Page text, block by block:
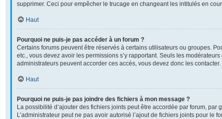
supprimer. Ceci pour empêcher le trucage en changeant les intitulés en
Haut
Pourquoi ne puis-je pas accéder à un forum ?
Certains forums peuvent être réservés à certains utilisateurs ou groupes.
etc., vous devez avoir les permissions s’y rapportant. Seuls les
administrateurs peuvent accorder ces accès, vous devez donc les contacter.
Haut
Pourquoi ne puis-je pas joindre des fichiers à mon message ?
La possibilité d’ajouter des fichiers joints peut être accordée par forum, par
L’administrateur peut ne pas avoir autorisé l’ajout de fichiers joints pour le